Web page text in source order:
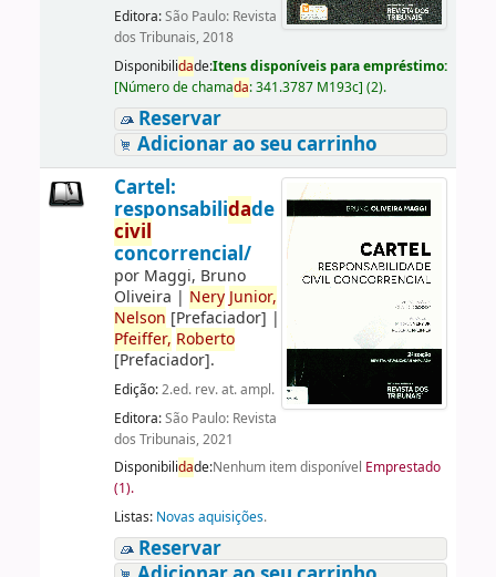
Editora:São Paulo: Revista
dos Tribunais, 2018
Disponibilidade:Itens disponíveis para empréstimo:
[Número de chamada:341.3787 M193c] (2).
Reservar
Adicionar ao seu carrinho
Cartel:
responsabilidade
civil
concorrencial/
por Maggi, Bruno
Oliveira | Nery Junior,
Nelson [Prefaciador] |
Pfeiffer, Roberto
[Prefaciador].
Edição:2.ed. rev. at. ampl.
Editora:São Paulo: Revista
dos Tribunais, 2021
Disponibilidade:Nenhum item disponível Emprestado
(1).
Listas: Novas aquisições.
Reservar